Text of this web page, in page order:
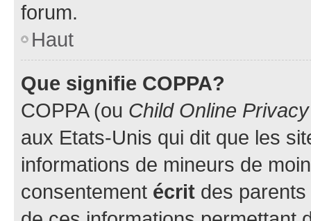
forum.
Haut
Que signifie COPPA?
COPPA (ou Child Online
aux Etats-Unis qui dit que les
informations de mineurs de
consentement écrit des parents